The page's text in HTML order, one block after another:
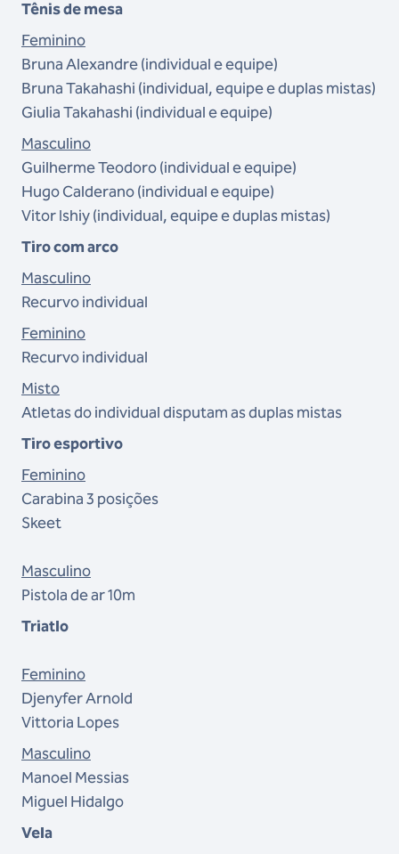
Tênis de mesa
Feminino
Bruna Alexandre (individual e equipe)
Bruna Takahashi (individual, equipe e duplas mistas)
Giulia Takahashi (individual e equipe)
Masculino
Guilherme Teodoro (individual e equipe)
Hugo Calderano (individual e equipe)
Vitor Ishiy (individual, equipe e duplas mistas)
Tiro com arco
Masculino
Recurvo individual
Feminino
Recurvo individual
Misto
Atletas do individual disputam as duplas mistas
Tiro esportivo
Feminino
Carabina 3 posições
Skeet
Masculino
Pistola de ar 10m
Triatlo
Feminino
Djenyfer Arnold
Vittoria Lopes
Masculino
Manoel Messias
Miguel Hidalgo
Vela